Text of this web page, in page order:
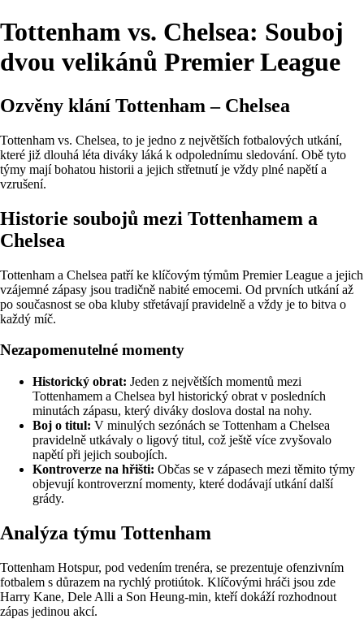
Tottenham vs. Chelsea: Souboj
dvou velikánů Premier League
Ozvěny klání Tottenham – Chelsea
Tottenham vs. Chelsea, to je jedno z největších fotbalových utkání,
které již dlouhá léta diváky láká k odpolednímu sledování. Obě tyto
týmy mají bohatou historii a jejich střetnutí je vždy plné napětí a
vzrušení.
Historie soubojů mezi Tottenhamem a
Chelsea
Tottenham a Chelsea patří ke klíčovým týmům Premier League a jejich
vzájemné zápasy jsou tradičně nabité emocemi. Od prvních utkání až
po současnost se oba kluby střetávají pravidelně a vždy je to bitva o
každý míč.
Nezapomenutelné momenty
Historický obrat: Jeden z největších momentů mezi
Tottenhamem a Chelsea byl historický obrat v posledních
minutách zápasu, který diváky doslova dostal na nohy.
Boj o titul: V minulých sezónách se Tottenham a Chelsea
pravidelně utkávaly o ligový titul, což ještě více zvyšovalo
napětí při jejich soubojích.
Kontroverze na hřišti: Občas se v zápasech mezi těmito týmy
objevují kontroverzní momenty, které dodávají utkání další
grády.
Analýza týmu Tottenham
Tottenham Hotspur, pod vedením trenéra, se prezentuje ofenzivním
fotbalem s důrazem na rychlý protiútok. Klíčovými hráči jsou zde
Harry Kane, Dele Alli a Son Heung-min, kteří dokáží rozhodnout
zápas jedinou akcí.